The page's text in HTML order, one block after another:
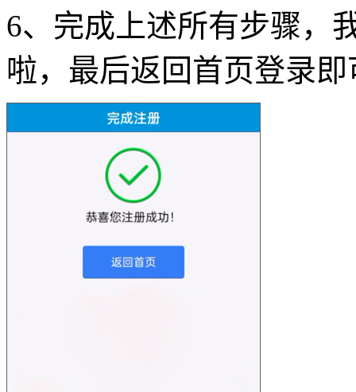
6、完成上述所有步骤，
啦，最后返回首页登录